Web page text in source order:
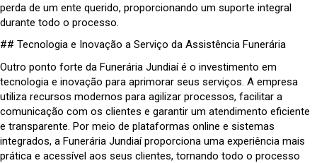
perda de um ente querido, proporcionando um suporte integral
durante todo o processo.
## Tecnologia e Inovação a Serviço da Assistência Funerária
Outro ponto forte da Funerária Jundiaí é o investimento em
tecnologia e inovação para aprimorar seus serviços. A empresa
utiliza recursos modernos para agilizar processos, facilitar a
comunicação com os clientes e garantir um atendimento eficiente
e transparente. Por meio de plataformas online e sistemas
integrados, a Funerária Jundiaí proporciona uma experiência mais
prática e acessível aos seus clientes, tornando todo o processo